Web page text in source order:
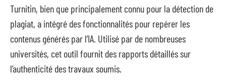
Turnitin, bien que principalement connu pour la détection de
plagiat, a intégré des fonctionnalités pour repérer les
contenus générés par l’IA. Utilisé par de nombreuses
universités, cet outil fournit des rapports détaillés sur
l’authenticité des travaux soumis.